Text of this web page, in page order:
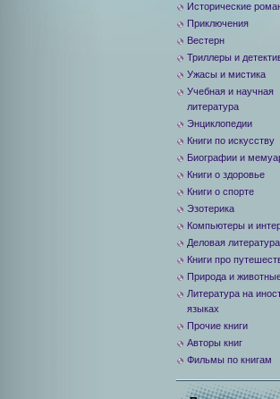
Исторические
Приключения
Вестерн
Триллеры и
Ужасы и мистика
Учебная и научная
литература
Энциклопедии
Книги по искусству
Биографии и
Книги о здоровье
Книги о спорте
Эзотерика
Компьютеры и
Деловая литература
Книги про
Природа и
Литература на
языках
Прочие книги
Авторы книг
Фильмы по книгам